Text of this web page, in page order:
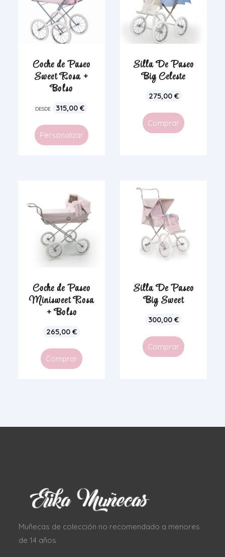
Coche de Paseo
Sweet Rosa +
Bolso
DESDE 315,00€
Personalizar
Silla De Paseo
Big Celeste
275,00 €
Comprar
Coche de Paseo
Minisweet Rosa
+ Bolso
265,00 €
Comprar
Silla De Paseo
Big Sweet
300,00€
Comprar
Muñecas de colección no recomendado a menores
de 14 años